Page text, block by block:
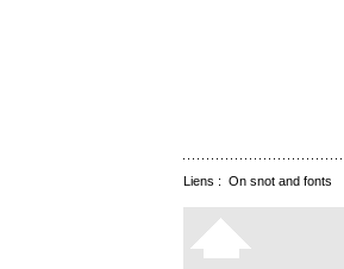
Liens : On snot and fonts